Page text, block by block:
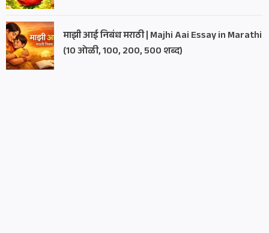
माझी आई निबंध मराठी | Majhi Aai Essay in Marathi
(10 ओळी, 100, 200, 500 शब्द)